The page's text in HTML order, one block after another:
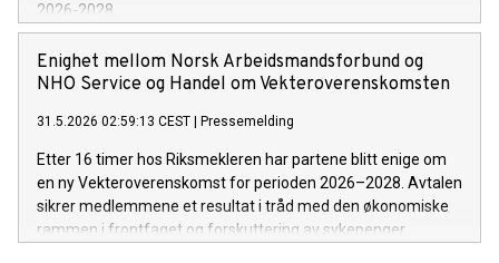
2026-2028.
Enighet mellom Norsk Arbeidsmandsforbund og
NHO Service og Handel om Vekteroverenskomsten
31.5.2026 02:59:13 CEST Pressemelding
Etter 16 timer hos Riksmekleren har partene blitt enige om
en ny Vekteroverenskomst for perioden 2026–2028. Avtalen
sikrer medlemmene et resultat i tråd med den økonomiske
rammen i frontfaget og forskuttering av sykepenger.